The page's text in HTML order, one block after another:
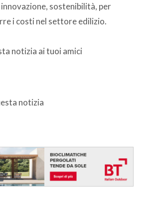
sostenibilità, per
i costi nel settore edilizio.
notizia ai tuoi amici
notizia